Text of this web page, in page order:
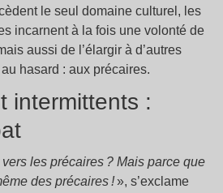
le seul domaine culturel, les
incarnent à la fois une volonté de
aussi de l’élargir à d’autres
hasard : aux précaires.
intermittents :
les précaires ? Mais parce que
des précaires !», s’exclame